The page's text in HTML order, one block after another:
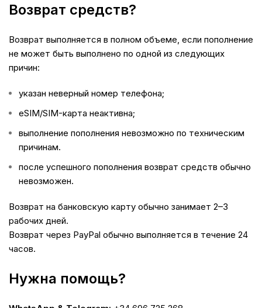
Возврат средств?
Возврат выполняется в полном объеме, если пополнение
не может быть выполнено по одной из следующих
причин:
указан неверный номер телефона;
eSIM/SIM-карта неактивна;
выполнение пополнения невозможно по техническим
причинам.
после успешного пополнения возврат средств обычно
невозможен.
Возврат на банковскую карту обычно занимает 2–3
рабочих дней.
Возврат через PayPal обычно выполняется в течение 24
часов.
Нужна помощь?